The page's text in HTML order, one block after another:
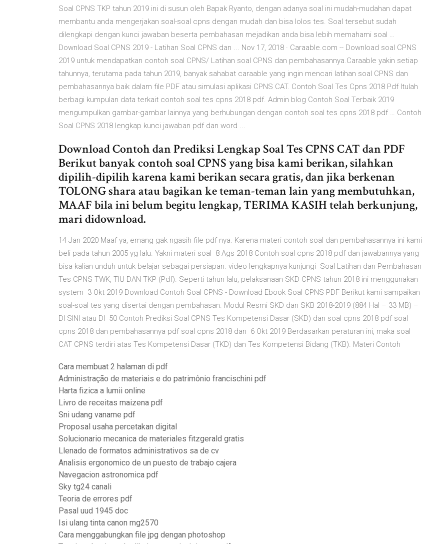
Soal CPNS TKP tahun 2019 ini di susun oleh Bapak Ryanto, dengan adanya soal ini mudah-mudahan dapat
membantu anda mengerjakan soal-soal cpns dengan mudah dan bisa lolos tes. Soal tersebut sudah
dilengkapi dengan kunci jawaban beserta pembahasan mejadikan anda bisa lebih memahami soal …
Download Soal CPNS 2019 - Latihan Soal CPNS dan ... Nov 17, 2018 · Caraable.com -- Download soal CPNS
2019 untuk mendapatkan contoh soal CPNS/ Latihan soal CPNS dan pembahasannya.Caraable yakin setiap
tahunnya, terutama pada tahun 2019, banyak sahabat caraable yang ingin mencari latihan soal CPNS dan
pembahasannya baik dalam file PDF atau simulasi aplikasi CPNS CAT. Contoh Soal Tes Cpns 2018 Pdf Itulah
berbagi kumpulan data terkait contoh soal tes cpns 2018 pdf. Admin blog Contoh Soal Terbaik 2019
mengumpulkan gambar-gambar lainnya yang berhubungan dengan contoh soal tes cpns 2018 pdf … Contoh
Soal CPNS 2018 lengkap kunci jawaban pdf dan word ...
Download Contoh dan Prediksi Lengkap Soal Tes CPNS CAT dan PDF
Berikut banyak contoh soal CPNS yang bisa kami berikan, silahkan
dipilih-dipilih karena kami berikan secara gratis, dan jika berkenan
TOLONG shara atau bagikan ke teman-teman lain yang membutuhkan,
MAAF bila ini belum begitu lengkap, TERIMA KASIH telah berkunjung,
mari didownload.
14 Jan 2020 Maaf ya, emang gak ngasih file pdf nya. Karena materi contoh soal dan pembahasannya ini kami
beli pada tahun 2005 yg lalu. Yakni materi soal 8 Ags 2018 Contoh soal cpns 2018 pdf dan jawabannya yang
bisa kalian unduh untuk belajar sebagai persiapan. video lengkapnya kunjungi Soal Latihan dan Pembahasan
Tes CPNS TWK, TIU DAN TKP (Pdf). Seperti tahun lalu, pelaksanaan SKD CPNS tahun 2018 ini menggunakan
system 3 Okt 2019 Download Contoh Soal CPNS - Download Ebook Soal CPNS PDF Berikut kami sampaikan
soal-soal tes yang disertai dengan pembahasan. Modul Resmi SKD dan SKB 2018-2019 (884 Hal – 33 MB) –
DI SINI atau DI 50 Contoh Prediksi Soal CPNS Tes Kompetensi Dasar (SKD) dan soal cpns 2018 pdf soal
cpns 2018 dan pembahasannya pdf soal cpns 2018 dan 6 Okt 2019 Berdasarkan peraturan ini, maka soal
CAT CPNS terdiri atas Tes Kompetensi Dasar (TKD) dan Tes Kompetensi Bidang (TKB). Materi Contoh
Cara membuat 2 halaman di pdf
Administração de materiais e do patrimônio francischini pdf
Harta fizica a lumii online
Livro de receitas maizena pdf
Sni udang vaname pdf
Proposal usaha percetakan digital
Solucionario mecanica de materiales fitzgerald gratis
Llenado de formatos administrativos sa de cv
Analisis ergonomico de un puesto de trabajo cajera
Navegacion astronomica pdf
Sky tg24 canali
Teoria de errores pdf
Pasal uud 1945 doc
Isi ulang tinta canon mg2570
Cara menggabungkan file jpg dengan photoshop